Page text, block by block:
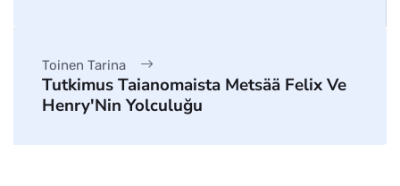
Toinen Tarina
Tutkimus Taianomaista Metsää Felix Ve
Henry'Nin Yolculuğu